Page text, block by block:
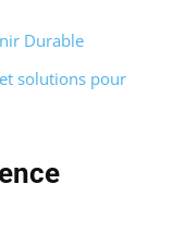
Durable
solutions pour